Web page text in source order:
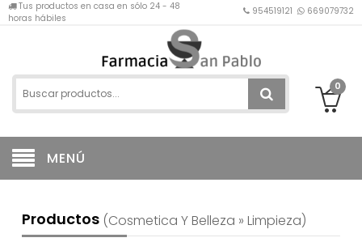
Tus productos en casa en sólo 24 - 48
horas hábiles
954519121 669079732
0
MENÚ
Productos (cosmetica Y Belleza » Limpieza)